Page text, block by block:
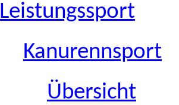
Leistungssport
Kanurennsport
Übersicht